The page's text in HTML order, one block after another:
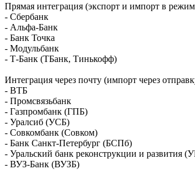
Прямая интеграция (экспорт и импорт в
- Сбербанк
- Альфа-Банк
- Банк Точка
- Модульбанк
- Т-Банк (ТБанк, Тинькофф)
Интеграция через почту (импорт через
- ВТБ
- Промсвязьбанк
- Газпромбанк (ГПБ)
- Уралсиб (УСБ)
- Совкомбанк (Совком)
- Банк Санкт-Петербург (БСПб)
- Уральский банк реконструкции и развития
- ВУЗ-Банк (ВУЗБ)